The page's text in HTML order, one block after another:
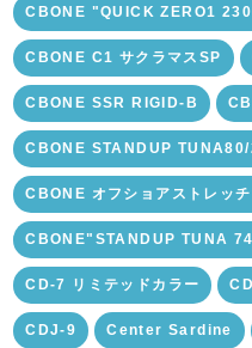
CBONE "QUICK ZERO1
CBONE C1 サクラマスSP
CBONE SSR RIGID-B
CBONE STANDUP
CBONE オフショアストレッ
CBONE"STANDUP TUNA
CD-7 リミテッドカラー
CDJ-9 Center Sardine